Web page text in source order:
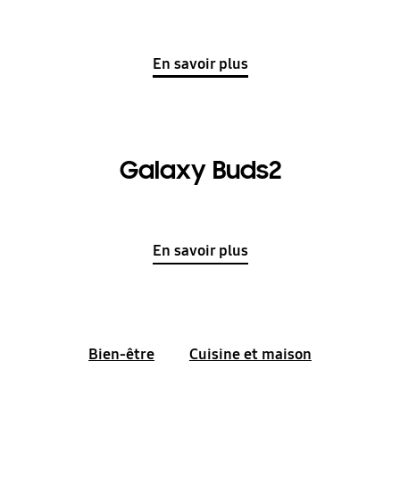
En savoir plus
Galaxy Buds2
En savoir plus
Bien-être Cuisine et maison